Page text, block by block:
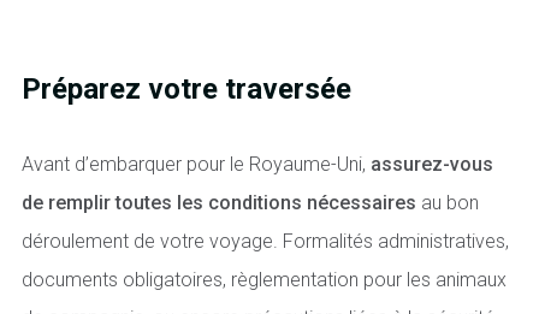
Préparez votre traversée
Avant d’embarquer pour le Royaume-Uni, assurez-vous
de remplir toutes les conditions nécessaires au bon
déroulement de votre voyage. Formalités administratives,
documents obligatoires, règlementation pour les animaux